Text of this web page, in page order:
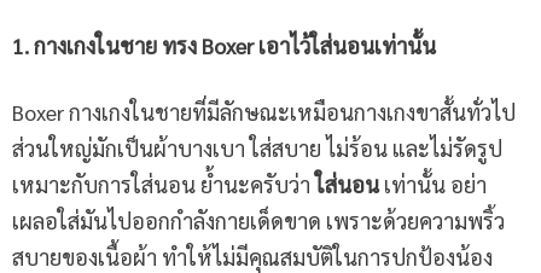
1. กางเกงในชาย ทรง Boxer เอาไว้ใส่นอนเท่านั้น
Boxer กางเกงในชายที่มีลักษณะเหมือนกางเกงขาสั้นทั่วไป
ส่วนใหญ่มักเป็นผ้าบางเบา ใส่สบาย ไม่ร้อน และไม่รัดรูป
เหมาะกับการใส่นอน ย้ำนะครับว่าใส่นอนเท่านั้น อย่า
เผลอใส่มันไปออกกำลังกายเด็ดขาด เพราะด้วยความพริ้ว
สบายของเนื้อผ้า ทำให้ไม่มีคุณสมบัติในการปกป้องน้อง